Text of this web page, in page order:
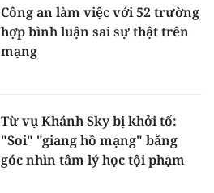
Công an làm việc với 52 trường
hợp bình luận sai sự thật trên
mạng
Từ vụ Khánh Sky bị khởi tố:
"Soi" "giang hồ mạng" bằng
góc nhìn tâm lý học tội phạm